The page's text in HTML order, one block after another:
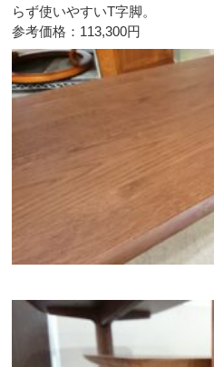
らず使いやすいT字脚。
参考価格：113,300円